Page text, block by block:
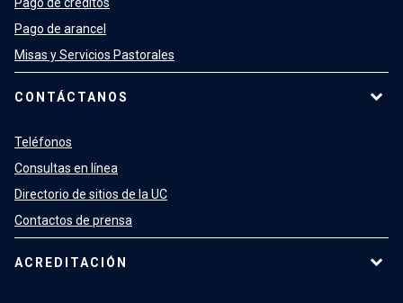
Pago de arancel
Misas y Servicios Pastorales
CONTÁCTANOS
Teléfonos
Consultas en línea
Directorio de sitios de la UC
Contactos de prensa
ACREDITACIÓN